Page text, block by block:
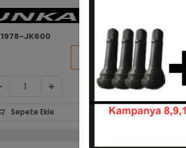
1978-DI2021
BEDAVA
Sepete Ekle
2.923,36